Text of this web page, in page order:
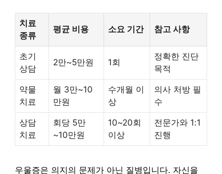
치료
종류
평균 비용 소요 기간 참고 사항
초기
상담
2만~5만원 1회
정확한 진단
목적
약물
치료
월 3만~10
만원
수개월 이
상
의사 처방 필
수
상담
치료
회당 5만
~10만원
10~20회
이상
전문가와 1:1
진행
우울증은 의지의 문제가 아닌 질병입니다. 자신을